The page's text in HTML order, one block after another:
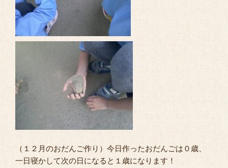
（１２月のおだんご作り）今日作ったおだんごは０歳、
一日寝かして次の日になると１歳になります！